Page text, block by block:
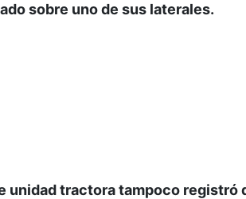
sobre uno de sus laterales.
unidad tractora tampoco registró